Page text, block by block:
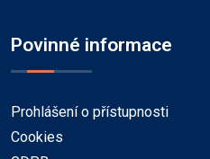
Povinné informace
Prohlášení o přístupnosti
Cookies